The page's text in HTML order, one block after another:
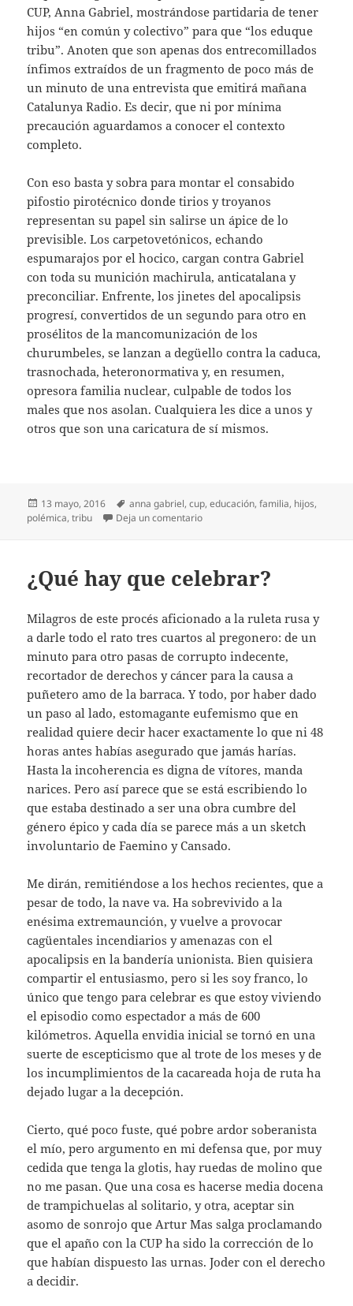
CUP, Anna Gabriel, mostrándose partidaria de tener
hijos “en común y colectivo” para que “los eduque
tribu”. Anoten que son apenas dos entrecomillados
ínfimos extraídos de un fragmento de poco más de
un minuto de una entrevista que emitirá mañana
Catalunya Radio. Es decir, que ni por mínima
precaución aguardamos a conocer el contexto
completo.
Con eso basta y sobra para montar el consabido
pifostio pirotécnico donde tirios y troyanos
representan su papel sin salirse un ápice de lo
previsible. Los carpetovetónicos, echando
espumarajos por el hocico, cargan contra Gabriel
con toda su munición machirula, anticatalana y
preconciliar. Enfrente, los jinetes del apocalipsis
progresí, convertidos de un segundo para otro en
prosélitos de la mancomunización de los
churumbeles, se lanzan a degüello contra la caduca,
trasnochada, heteronormativa y, en resumen,
opresora familia nuclear, culpable de todos los
males que nos asolan. Cualquiera les dice a unos y
otros que son una caricatura de sí mismos.
Publicado
el
13 mayo, 2016 Etiquetas
anna gabriel,cup,educación,familia, hijos,
polémica,tribu Deja un comentarioen Hijos en común… o no
¿Qué hay que celebrar?
Milagros de este procés aficionado a la ruleta rusa y
a darle todo el rato tres cuartos al pregonero: de un
minuto para otro pasas de corrupto indecente,
recortador de derechos y cáncer para la causa a
puñetero amo de la barraca. Y todo, por haber dado
un paso al lado, estomagante eufemismo que en
realidad quiere decir hacer exactamente lo que ni 48
horas antes habías asegurado que jamás harías.
Hasta la incoherencia es digna de vítores, manda
narices. Pero así parece que se está escribiendo lo
que estaba destinado a ser una obra cumbre del
género épico y cada día se parece más a un sketch
involuntario de Faemino y Cansado.
Me dirán, remitiéndose a los hechos recientes, que a
pesar de todo, la nave va. Ha sobrevivido a la
enésima extremaunción, y vuelve a provocar
cagüentales incendiarios y amenazas con el
apocalipsis en la bandería unionista. Bien quisiera
compartir el entusiasmo, pero si les soy franco, lo
único que tengo para celebrar es que estoy viviendo
el episodio como espectador a más de 600
kilómetros. Aquella envidia inicial se tornó en una
suerte de escepticismo que al trote de los meses y de
los incumplimientos de la cacareada hoja de ruta ha
dejado lugar a la decepción.
Cierto, qué poco fuste, qué pobre ardor soberanista
el mío, pero argumento en mi defensa que, por muy
cedida que tenga la glotis, hay ruedas de molino que
no me pasan. Que una cosa es hacerse media docena
de trampichuelas al solitario, y otra, aceptar sin
asomo de sonrojo que Artur Mas salga proclamando
que el apaño con la CUP ha sido la corrección de lo
que habían dispuesto las urnas. Joder con el derecho
a decidir.